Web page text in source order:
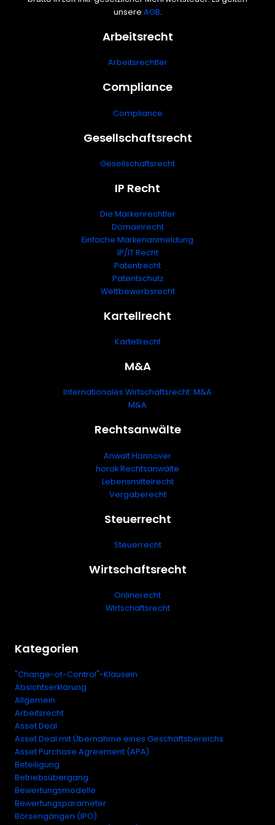
unsere AGB.
Arbeitsrecht
Arbeitsrechtler
Compliance
Compliance
Gesellschaftsrecht
Gesellschaftsrecht
IP Recht
Die Markenrechtler
Domainrecht
Einfache Markenanmeldung
IP/IT Recht
Patentrecht
Patentschutz
Wettbewerbsrecht
Kartellrecht
Kartellrecht
M&A
Internationales Wirtschaftsrecht: M&A
M&A
Rechtsanwälte
Anwalt Hannover
horak Rechtsanwälte
Lebensmittelrecht
Vergaberecht
Steuerrecht
Steuerrecht
Wirtschaftsrecht
Onlinerecht
Wirtschaftsrecht
Kategorien
"Change-of-Control"-Klauseln
Absichtserklärung
Allgemein
Arbeitsrecht
Asset Deal
Asset Deal mit Übernahme eines Geschäftsbereichs
Asset Purchase Agreement (APA)
Beteiligung
Betriebsübergang
Bewertungsmodelle
Bewertungsparameter
Börsengängen (IPO)